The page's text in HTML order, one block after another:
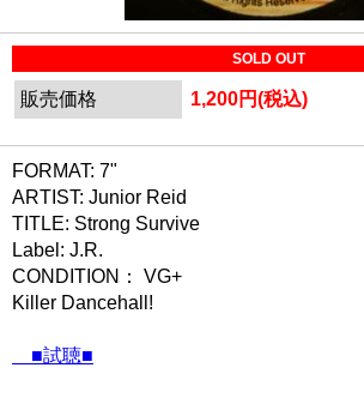
SOLD OUT
販売価格 1,200円(税込)
FORMAT: 7"
ARTIST: Junior Reid
TITLE: Strong Survive
Label: J.R.
CONDITION： VG+
Killer Dancehall!
■試聴■